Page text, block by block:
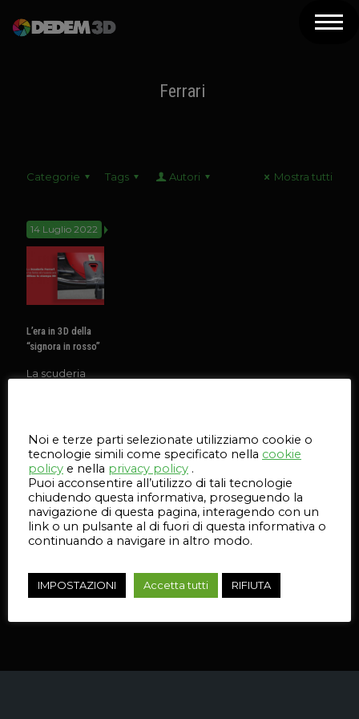
Assistenza
Contatti
Newsletter
Ferrari
Categorie Tags Autori Mostra tutti
14 Luglio 2022
L’era in 3D della
“signora in rosso”
La scuderia
realizzare
supporti per
auto da corsa
e da strada.
Scopri di più.
98
Leggi
Noi e terze parti selezionate utilizziamo cookie o
tecnologie simili come specificato nella cookie
policy e nella privacy policy .
Puoi acconsentire all’utilizzo di tali tecnologie
chiudendo questa informativa, proseguendo la
navigazione di questa pagina, interagendo con un
link o un pulsante al di fuori di questa informativa o
continuando a navigare in altro modo.
IMPOSTAZIONI Accetta tutti RIFIUTA